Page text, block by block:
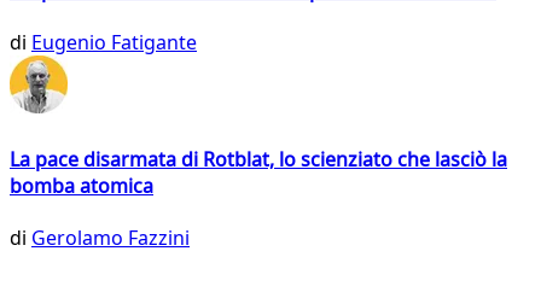
di Eugenio Fatigante
La pace disarmata di Rotblat, lo scienziato che lasciò la
bomba atomica
di Gerolamo Fazzini